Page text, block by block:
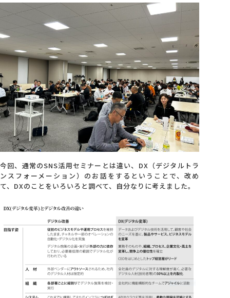
今回、通常のSNS活用セミナーとは違い、DX（デジタルトラ
ンスフォーメーション）のお話をするということで、改め
て、DXのことをいろいろと調べて、自分なりに考えました。